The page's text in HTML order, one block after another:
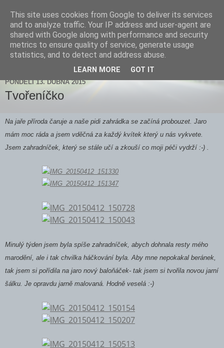
Zdenička
PONDĚLÍ 13. DUBNA 2015
Tvořeníčko
Na jaře příroda čaruje a naše pidi zahrádka se začíná probouzet. Jaro
mám moc ráda a jsem vděčná za každý kvítek který u nás vykvete.
Jsem zahradníček, který se stále učí a zkouší co moji péči vydrží :-) .
Minulý týden jsem byla spíše zahradníček, abych dohnala resty mého
marodění, ale i tak chvilka háčkování byla. Aby mne nepokakal beránek,
tak jsem si pořídila na jaro nový baloňáček- tak jsem si tvořila novou jarní
šálku. Je opravdu jarně malovaná. Hodně veselá :-)
This site uses cookies from Google to deliver its services
and to analyze traffic. Your IP address and user-agent are
shared with Google along with performance and security
metrics to ensure quality of service, generate usage
statistics, and to detect and address abuse.
LEARN MORE GOT IT